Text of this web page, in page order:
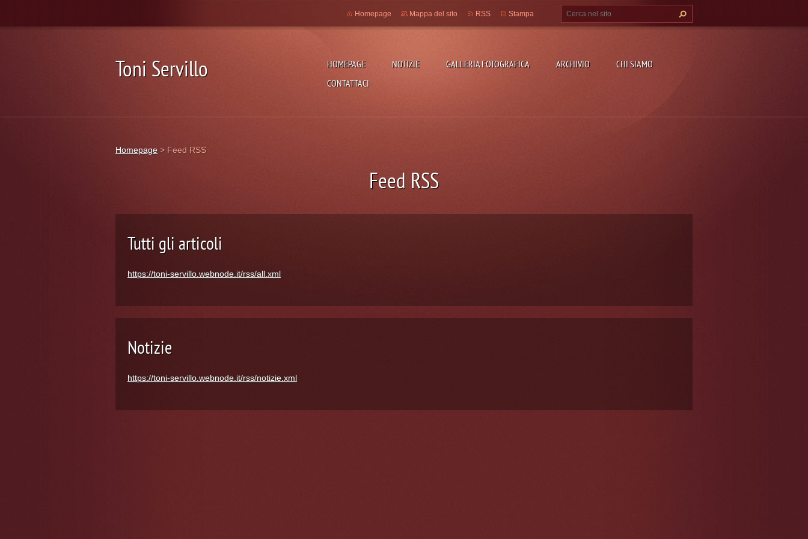
Toni Servillo HOMEPAGE NOTIZIE GALLERIA FOTOGRAFICA ARCHIVIO
CHI SIAMO
CONTATTACI
Homepage Mappa del sito RSS Stampa
Homepage > Feed RSS
Feed RSS
Tutti gli articoli
https://toni-servillo.webnode.it/rss/all.xml
Notizie
https://toni-servillo.webnode.it/rss/notizie.xml